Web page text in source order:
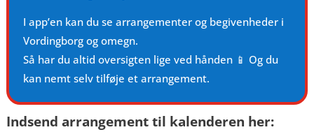
I app’en kan du se arrangementer og begivenheder i
Vordingborg og omegn.
Så har du altid oversigten lige ved hånden 📱 Og du
kan nemt selv tilføje et arrangement.
Indsend arrangement til kalenderen her: